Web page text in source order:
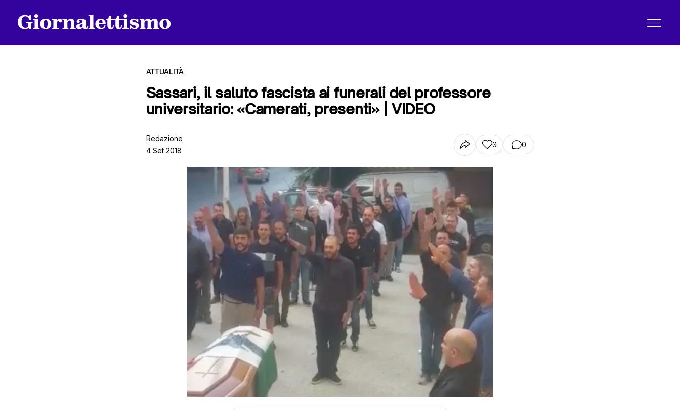
ATTUALITÀ
Sassari, il saluto fascista ai funerali del professore
universitario: «Camerati, presenti» | VIDEO
Redazione
4 Set 2018
0 0